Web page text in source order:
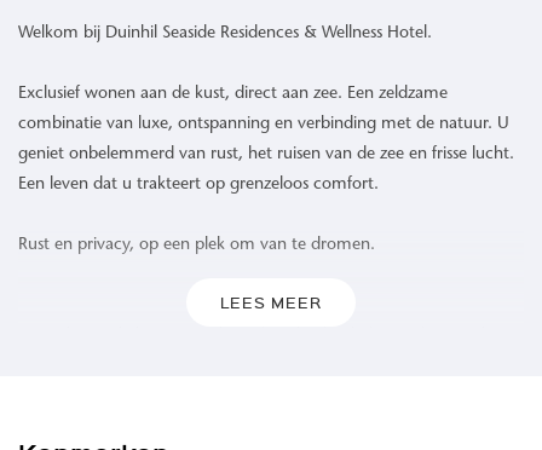
Welkom bij Duinhil Seaside Residences & Wellness Hotel.
Exclusief wonen aan de kust, direct aan zee. Een zeldzame
combinatie van luxe, ontspanning en verbinding met de natuur. U
geniet onbelemmerd van rust, het ruisen van de zee en frisse lucht.
Een leven dat u trakteert op grenzeloos comfort.
Rust en privacy, op een plek om van te dromen.
LEES MEER